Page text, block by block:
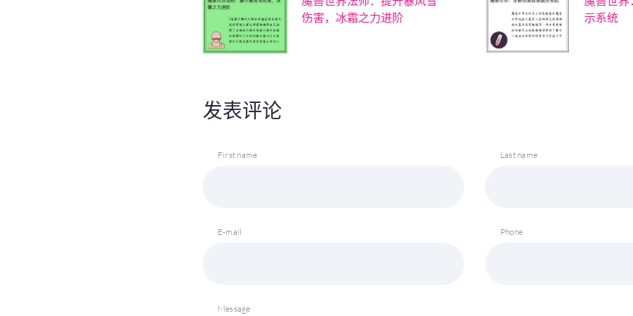
伤害，冰霜之力进阶
示系统
发表评论
First name Last name
E-mail Phone
Message